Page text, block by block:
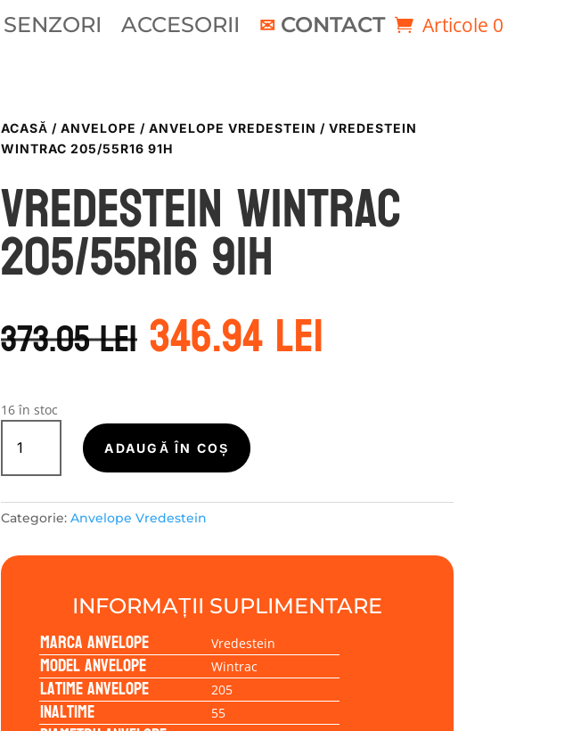
SENZORI ACCESORII CONTACT Articole 0
ACASĂ / ANVELOPE / ANVELOPE VREDESTEIN / VREDESTEIN
WINTRAC 205/55R16 91H
Vredestein WINTRAC
205/55R16 91H
373.05leiPrețul
inițial
a
fost:
346.94lei
16 în stoc
Cantitate
Vredestein
WINTRAC
91H
ADAUGĂ ÎN COȘ
Categorie: Anvelope Vredestein
INFORMAȚII SUPLIMENTARE
Marca anvelope Vredestein
Model anvelope Wintrac
Latime anvelope 205
Inaltime 55